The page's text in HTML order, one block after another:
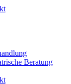
Beratung